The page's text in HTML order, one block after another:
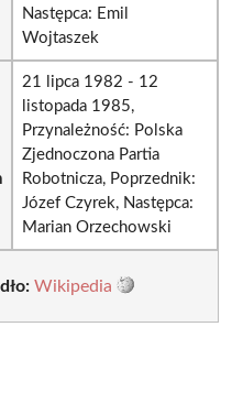
Następca: Emil
Wojtaszek
21 lipca 1982 - 12
listopada 1985,
Przynależność: Polska
Zjednoczona Partia
Robotnicza, Poprzednik:
Józef Czyrek, Następca:
Marian Orzechowski
Wikipedia